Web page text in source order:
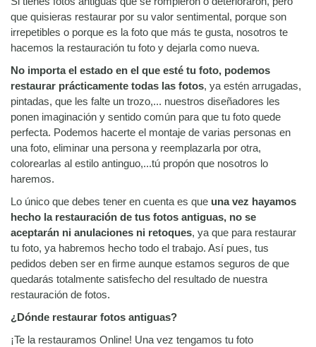
que quisieras restaurar por su valor sentimental, porque son
irrepetibles o porque es la foto que más te gusta, nosotros te
hacemos la restauración tu foto y dejarla como nueva.
No importa el estado en el que esté tu foto, podemos
restaurar prácticamente todas las fotos, ya estén arrugadas,
pintadas, que les falte un trozo,... nuestros diseñadores les
ponen imaginación y sentido común para que tu foto quede
perfecta. Podemos hacerte el montaje de varias personas en
una foto, eliminar una persona y reemplazarla por otra,
colorearlas al estilo antinguo,...tú propón que nosotros lo
haremos.
Lo único que debes tener en cuenta es que una vez hayamos
hecho la restauración de tus fotos antiguas, no se
aceptarán ni anulaciones ni retoques, ya que para restaurar
tu foto, ya habremos hecho todo el trabajo. Así pues, tus
pedidos deben ser en firme aunque estamos seguros de que
quedarás totalmente satisfecho del resultado de nuestra
restauración de fotos.
¿Dónde restaurar fotos antiguas?
¡Te la restauramos Online! Una vez tengamos tu foto